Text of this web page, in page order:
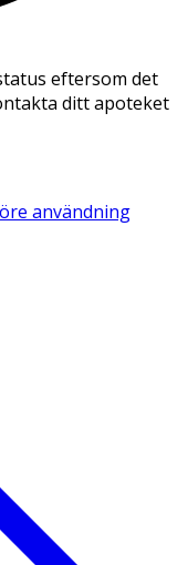
eftersom det
ditt apoteket
användning